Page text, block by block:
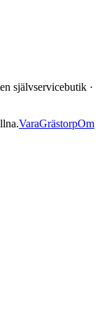
självservicebutik ·
VaraGrästorpOm